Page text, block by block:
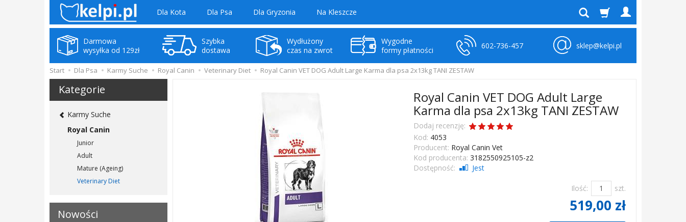
Dla Kota Dla Psa Dla Gryzonia Na Kleszcze
Darmowa
wysyłka od 129zł
Szybka
dostawa
Wydłużony
czas na zwrot
Wygodne
formy płatności
602-736-457 sklep@kelpi.pl
Start Dla Psa Karmy Suche Royal Canin Veterinary Diet Royal Canin VET DOG Adult Large Karma dla psa 2x13kg TANI ZESTAW
Royal Canin VET DOG Adult Large
Karma dla psa 2x13kg TANI ZESTAW
Dodaj recenzję:
Kod: 4053
Producent: Royal Canin Vet
Kod producenta: 3182550925105-z2
Dostępność:
Jest
Ilość: szt.
519,00 zł
Kategorie
Karmy Suche
Royal Canin
Junior
Adult
Mature (Ageing)
Veterinary Diet
Nowości